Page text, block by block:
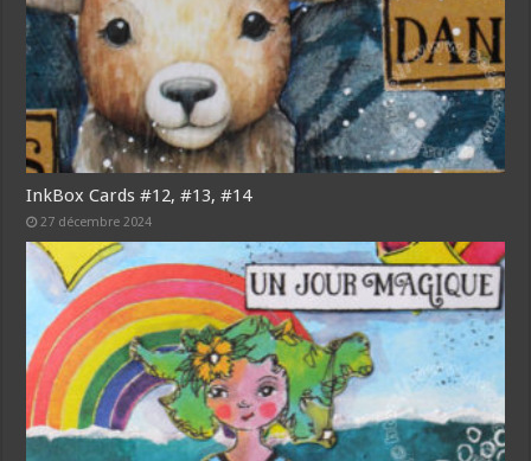
InkBox Cards #12, #13, #14
27 décembre 2024